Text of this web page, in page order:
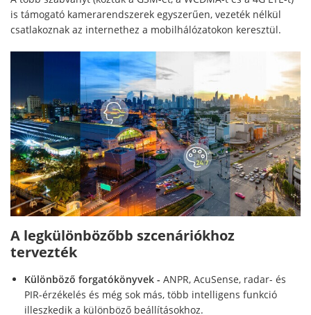
is támogató kamerarendszerek egyszerűen, vezeték nélkül
csatlakoznak az internethez a mobilhálózatokon keresztül.
A legkülönbözőbb szcenáriókhoz
tervezték
Különböző forgatókönyvek - ANPR, AcuSense, radar- és
PIR-érzékelés és még sok más, több intelligens funkció
illeszkedik a különböző beállításokhoz.